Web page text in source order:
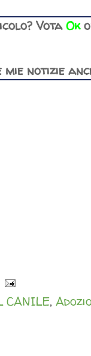
VotaOk
notizie
CANILE,